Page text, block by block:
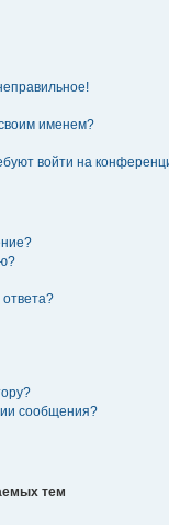
именем?
войти на
сообщения?
тем